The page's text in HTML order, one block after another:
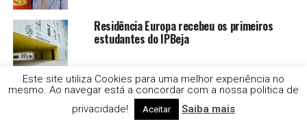
Residência Europa recebeu os primeiros
estudantes do IPBeja
FiniSal, empreendimento residencial em
Alcácer do Sal, já vendeu 50% dos seus 39
apartamentos
Este site utiliza Cookies para uma melhor experiência no
mesmo. Ao navegar está a concordar com a nossa politica de
privacidade!
Aceitar Saiba mais